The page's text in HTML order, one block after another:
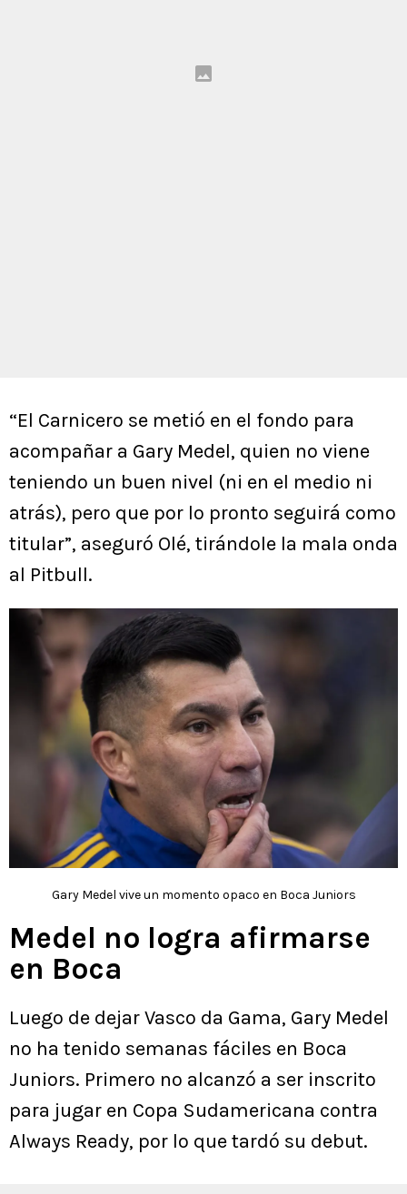
“El Carnicero se metió en el fondo para
acompañar a Gary Medel, quien no viene
teniendo un buen nivel (ni en el medio ni
atrás), pero que por lo pronto seguirá como
titular”, aseguró Olé, tirándole la mala onda
al Pitbull.
Gary Medel vive un momento opaco en Boca Juniors
Medel no logra afirmarse
en Boca
Luego de dejar Vasco da Gama, Gary Medel
no ha tenido semanas fáciles en Boca
Juniors. Primero no alcanzó a ser inscrito
para jugar en Copa Sudamericana contra
Always Ready, por lo que tardó su debut.